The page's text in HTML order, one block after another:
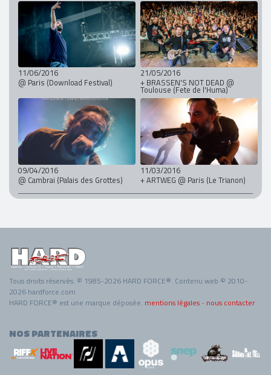
11/06/2016
@ Paris (Download Festival)
21/05/2016
+ BRASSEN'S NOT DEAD @
Toulouse (Fete de l'Huma)
09/04/2016
@ Cambrai (Palais des Grottes)
11/03/2016
+ ARTWEG @ Paris (Le Trianon)
Tous droits réservés. © 1985-2026 HARD FORCE®. Contenu web © 2010-
2026 hardforce.com
HARD FORCE® est une marque déposée. mentions légales - nous contacter
NOS PARTENAIRES